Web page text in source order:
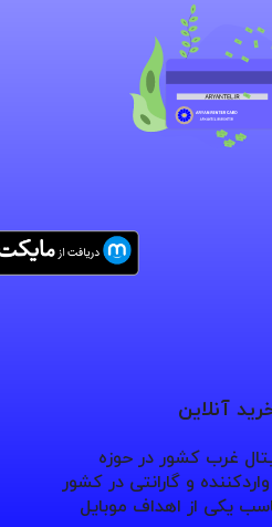
آنلاین
غرب کشور در حوزه
و گارانتی در کشور
یکی از اهداف موبایل